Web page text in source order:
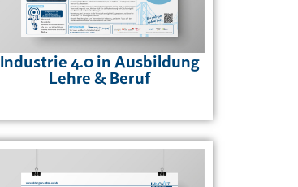
Industrie 4.0 in Ausbildung
Lehre & Beruf